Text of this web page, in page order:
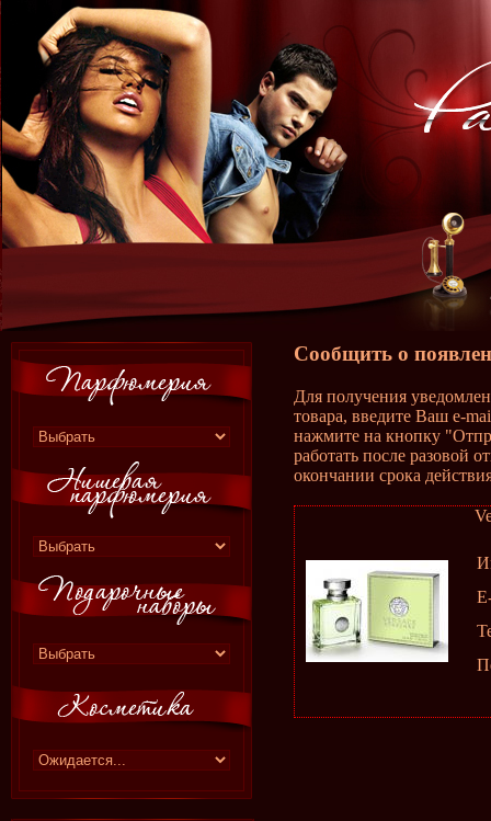
Сообщить о
Для получения
товара, введите Ваш e-
нажмите на кнопку
работать после разовой
окончании срока